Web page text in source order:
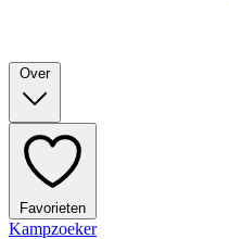
Over
Favorieten
Kampzoeker